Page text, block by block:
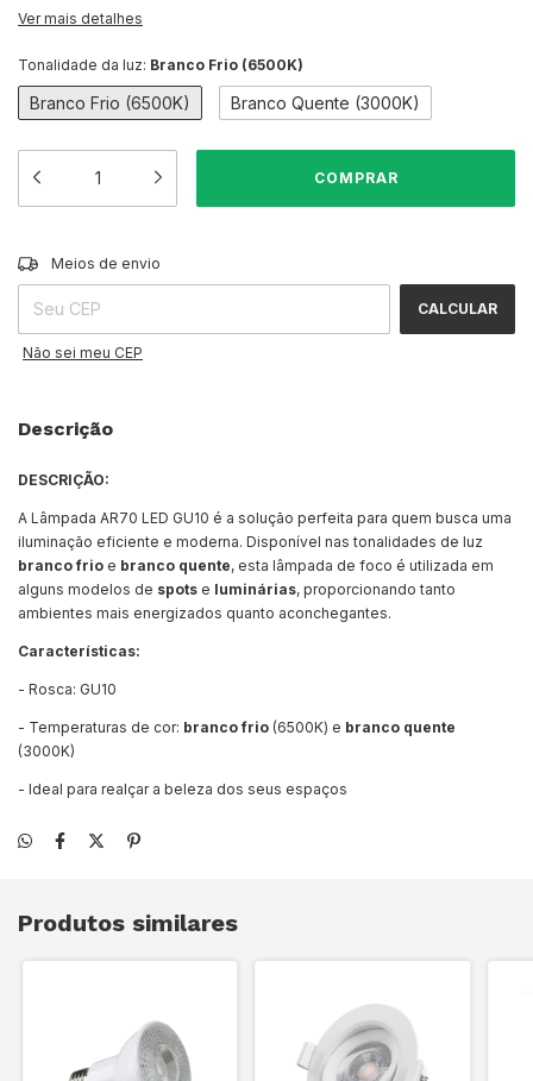
Ver mais detalhes
Tonalidade da luz: Branco Frio (6500K)
Branco Frio (6500K) Branco Quente (3000K)
Entregas para o CEP:
Meios de envio
CALCULAR
Não sei meu CEP
Descrição
DESCRIÇÃO:
A Lâmpada AR70 LED GU10 é a solução perfeita para quem busca uma
iluminação eficiente e moderna. Disponível nas tonalidades de luz
branco frio e branco quente, esta lâmpada de foco é utilizada em
alguns modelos de spots e luminárias, proporcionando tanto
ambientes mais energizados quanto aconchegantes.
Características:
- Rosca: GU10
- Temperaturas de cor: branco frio (6500K) e branco quente
(3000K)
- Ideal para realçar a beleza dos seus espaços
Produtos similares